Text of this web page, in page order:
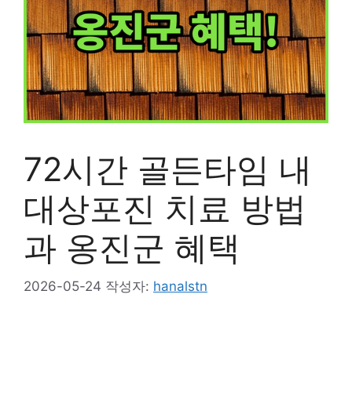
72시간 골든타임 내
대상포진 치료 방법
과 옹진군 혜택
2026-05-24 작성자: hanalstn